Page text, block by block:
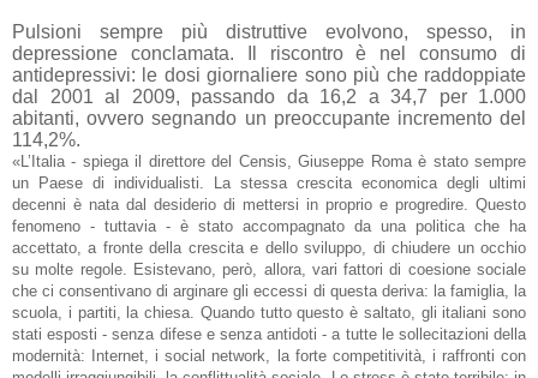
Pulsioni sempre più distruttive evolvono, spesso, in
depressione conclamata. Il riscontro è nel consumo di
antidepressivi: le dosi giornaliere sono più che raddoppiate
dal 2001 al 2009, passando da 16,2 a 34,7 per 1.000
abitanti, ovvero segnando un preoccupante incremento del
114,2%.
«L’Italia - spiega il direttore del Censis, Giuseppe Roma è stato sempre
un Paese di individualisti. La stessa crescita economica degli ultimi
decenni è nata dal desiderio di mettersi in proprio e progredire. Questo
fenomeno - tuttavia - è stato accompagnato da una politica che ha
accettato, a fronte della crescita e dello sviluppo, di chiudere un occhio
su molte regole. Esistevano, però, allora, vari fattori di coesione sociale
che ci consentivano di arginare gli eccessi di questa deriva: la famiglia, la
scuola, i partiti, la chiesa. Quando tutto questo è saltato, gli italiani sono
stati esposti - senza difese e senza antidoti - a tutte le sollecitazioni della
modernità: Internet, i social network, la forte competitività, i raffronti con